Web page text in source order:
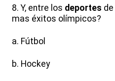
8. Y, entre los deportes
mas éxitos olímpicos?
a. Fútbol
b. Hockey